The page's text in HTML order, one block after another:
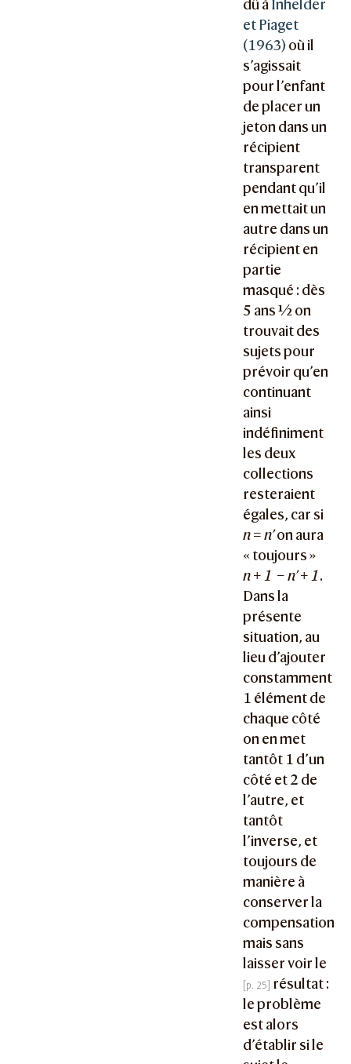
dû àInhelder
et Piaget
(1963) où il
s’agissait
pour l’enfant
de placer un
jeton dans un
récipient
transparent
pendant qu’il
en mettait un
autre dans un
récipient en
partie
masqué : dès
5 ans ½ on
trouvait des
sujets pour
prévoir qu’en
continuant
ainsi
indéfiniment
les deux
collections
resteraient
égales, car si
n = n’on aura
« toujours »
n + 1 − n’ + 1.
Dans la
présente
situation, au
lieu d’ajouter
constamment
1 élément de
chaque côté
on en met
tantôt 1 d’un
côté et 2 de
l’autre, et
tantôt
l’inverse, et
toujours de
manière à
conserver la
compensation
mais sans
laisser voir le
résultat :
le problème
est alors
d’établir si le